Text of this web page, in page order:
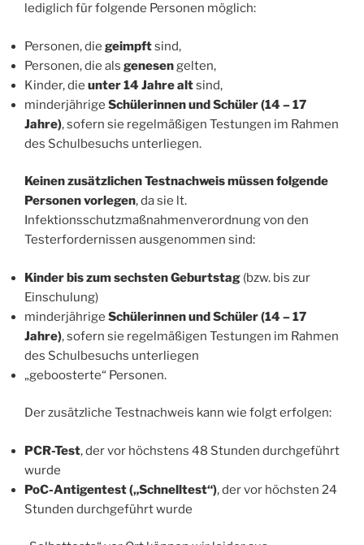
lediglich für folgende Personen möglich:
Personen, die geimpftsind,
Personen, die als genesengelten,
Kinder, die unter 14 Jahre altsind,
minderjährige Schülerinnen und Schüler (14 – 17
Jahre), sofern sie regelmäßigen Testungen im Rahmen
des Schulbesuchs unterliegen.
Keinen zusätzlichen Testnachweis müssen folgende
Personen vorlegen, da sie lt.
Infektionsschutzmaßnahmenverordnung von den
Testerfordernissen ausgenommen sind:
Kinder bis zum sechsten Geburtstag (bzw. bis zur
Einschulung)
minderjährige Schülerinnen und Schüler (14 – 17
Jahre), sofern sie regelmäßigen Testungen im Rahmen
des Schulbesuchs unterliegen
„geboosterte“ Personen.
Der zusätzliche Testnachweis kann wie folgt erfolgen:
PCR-Test, der vor höchstens 48 Stunden durchgeführt
wurde
PoC-Antigentest („Schnelltest“), der vor höchsten 24
Stunden durchgeführt wurde